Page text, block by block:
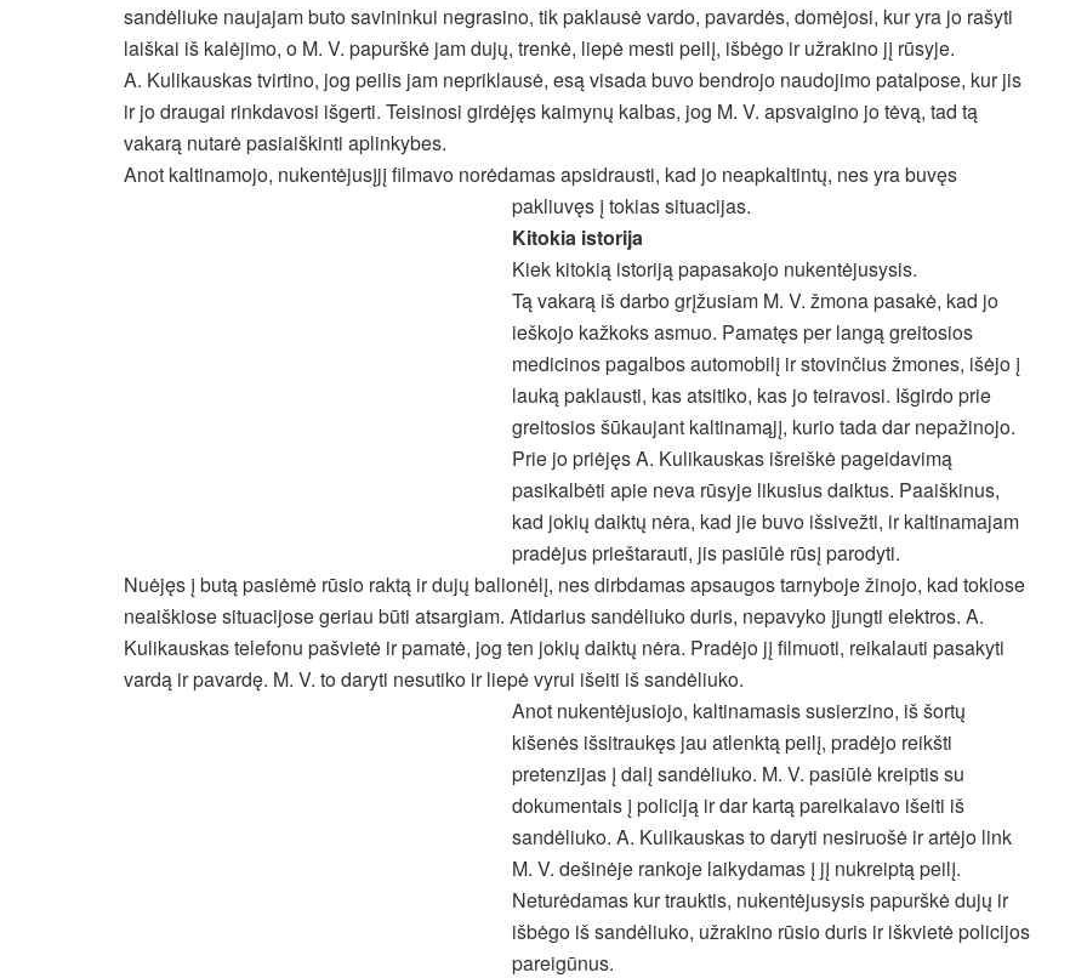
sandėliuke naujajam buto savininkui negrasino, tik paklausė vardo, pavardės, domėjosi, kur yra jo rašyti
laiškai iš kalėjimo, o M. V. papurškė jam dujų, trenkė, liepė mesti peilį, išbėgo ir užrakino jį rūsyje.
A. Kulikauskas tvirtino, jog peilis jam nepriklausė, esą visada buvo bendrojo naudojimo patalpose, kur jis
ir jo draugai rinkdavosi išgerti. Teisinosi girdėjęs kaimynų kalbas, jog M. V. apsvaigino jo tėvą, tad tą
vakarą nutarė pasiaiškinti aplinkybes.
Anot kaltinamojo, nukentėjusįjį filmavo norėdamas apsidrausti, kad jo neapkaltintų, nes yra buvęs
pakliuvęs į tokias situacijas.
Kitokia istorija
Kiek kitokią istoriją papasakojo nukentėjusysis.
Tą vakarą iš darbo grįžusiam M. V. žmona pasakė, kad jo
ieškojo kažkoks asmuo. Pamatęs per langą greitosios
medicinos pagalbos automobilį ir stovinčius žmones, išėjo į
lauką paklausti, kas atsitiko, kas jo teiravosi. Išgirdo prie
greitosios šūkaujant kaltinamąjį, kurio tada dar nepažinojo.
Prie jo priėjęs A. Kulikauskas išreiškė pageidavimą
pasikalbėti apie neva rūsyje likusius daiktus. Paaiškinus,
kad jokių daiktų nėra, kad jie buvo išsivežti, ir kaltinamajam
pradėjus prieštarauti, jis pasiūlė rūsį parodyti.
Nuėjęs į butą pasiėmė rūsio raktą ir dujų balionėlį, nes dirbdamas apsaugos tarnyboje žinojo, kad tokiose
neaiškiose situacijose geriau būti atsargiam. Atidarius sandėliuko duris, nepavyko įjungti elektros. A.
Kulikauskas telefonu pašvietė ir pamatė, jog ten jokių daiktų nėra. Pradėjo jį filmuoti, reikalauti pasakyti
vardą ir pavardę. M. V. to daryti nesutiko ir liepė vyrui išeiti iš sandėliuko.
Anot nukentėjusiojo, kaltinamasis susierzino, iš šortų
kišenės išsitraukęs jau atlenktą peilį, pradėjo reikšti
pretenzijas į dalį sandėliuko. M. V. pasiūlė kreiptis su
dokumentais į policiją ir dar kartą pareikalavo išeiti iš
sandėliuko. A. Kulikauskas to daryti nesiruošė ir artėjo link
M. V. dešinėje rankoje laikydamas į jį nukreiptą peilį.
Neturėdamas kur trauktis, nukentėjusysis papurškė dujų ir
išbėgo iš sandėliuko, užrakino rūsio duris ir iškvietė policijos
pareigūnus.